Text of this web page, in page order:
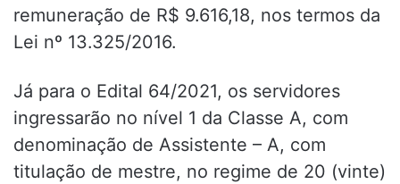
remuneração de R$ 9.616,18, nos termos da
Lei nº 13.325/2016.
Já para o Edital 64/2021, os servidores
ingressarão no nível 1 da Classe A, com
denominação de Assistente – A, com
titulação de mestre, no regime de 20 (vinte)